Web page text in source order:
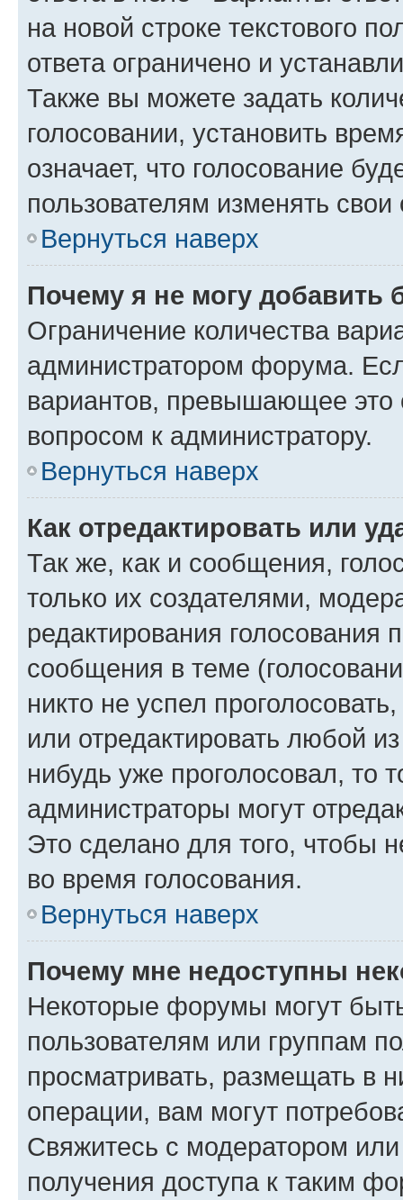
на новой строке текстового
ответа ограничено и
Также вы можете задать
голосовании, установить
означает, что голосование
пользователям изменять свои
Вернуться наверх
Почему я не могу добавить
Ограничение количества
администратором форума.
вариантов, превышающее это
вопросом к администратору.
Вернуться наверх
Как отредактировать или
Так же, как и сообщения,
только их создателями,
редактирования голосования
сообщения в теме
никто не успел
или отредактировать любой
нибудь уже проголосовал, то
администраторы могут
Это сделано для того, чтобы
во время голосования.
Вернуться наверх
Почему мне недоступны
Некоторые форумы могут
пользователям или группам
просматривать, размещать в
операции, вам могут
Свяжитесь с модератором
получения доступа к таким